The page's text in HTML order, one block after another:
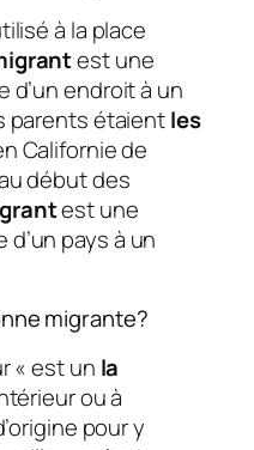
à la place
est une
d’un endroit à un
parents étaientles
Californie de
début des
est une
pays à un
migrante?
« est un la
ou à
pour y